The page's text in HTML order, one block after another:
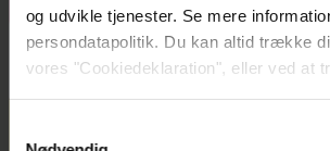
og udvikle tjenester. Se mere
persondatapolitik. Du kan altid trække
vores "Cookiedeklaration", eller ved at